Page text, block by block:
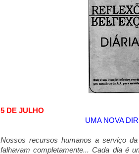
5 DE JULHO
UMA NOVA
Nossos recursos humanos a serviço
falhavam completamente... Cada dia é